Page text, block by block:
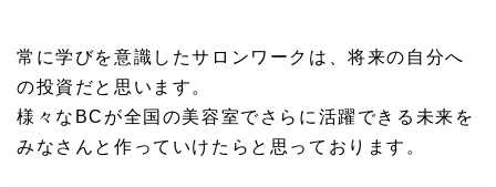
常に学びを意識したサロンワークは、将来の自分へ
の投資だと思います。
様々なBCが全国の美容室でさらに活躍できる未来を
みなさんと作っていけたらと思っております。